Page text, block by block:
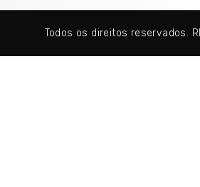
Todos os direitos reservados.